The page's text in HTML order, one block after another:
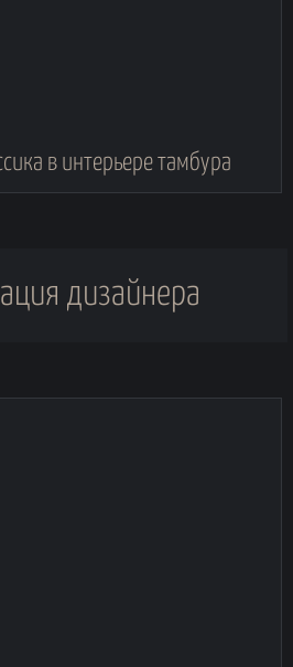
в интерьере тамбура
дизайнера